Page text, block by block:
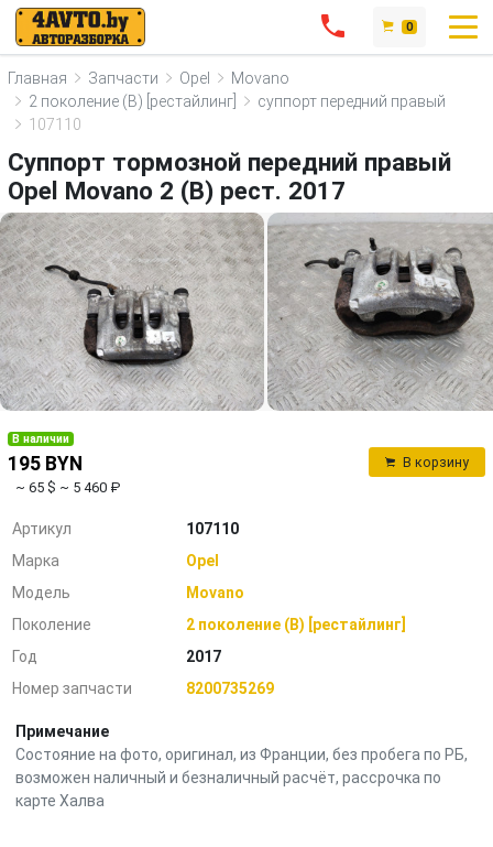
0
Главная Запчасти Opel
Movano
2 поколение (B) [рестайлинг]
суппорт передний правый
107110
Суппорт тормозной передний правый
Opel Movano 2 (B) рест. 2017
В наличии
195 BYN
~ 65 $ ~ 5 460 ₽
В корзину
Артикул
107110
Марка
Opel
Модель
Movano
Поколение
2 поколение (B) [рестайлинг]
Год
2017
Номер запчасти
8200735269
Примечание
Состояние на фото, оригинал, из Франции, без пробега по РБ,
возможен наличный и безналичный расчёт, рассрочка по
карте Халва